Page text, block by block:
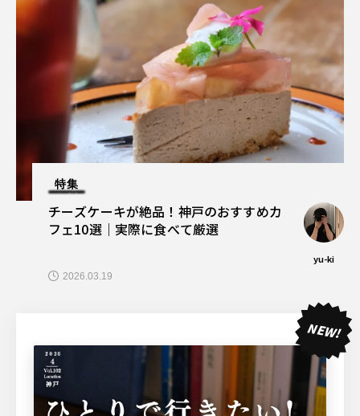
特集
チーズケーキが絶品！神戸のおすすめカ
フェ10選｜実際に食べて厳選
yu-ki
2026.03.19
NEW!